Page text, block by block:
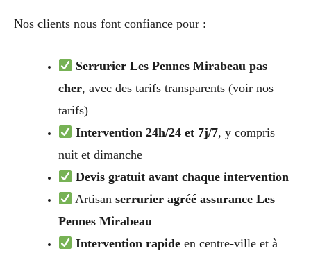
Nos clients nous font confiance pour :
Serrurier Les Pennes Mirabeau pas
cher, avec des tarifs transparents (voir nos
tarifs)
Intervention 24h/24 et 7j/7, y compris
nuit et dimanche
Devis gratuit avant chaque intervention
Artisanserrurier agréé assurance Les
Pennes Mirabeau
Intervention rapide en centre-ville et à